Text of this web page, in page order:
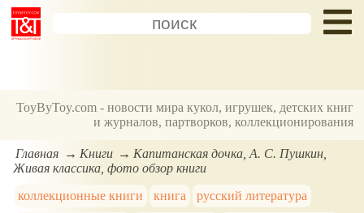
ToyByToy.com - новости мира кукол, игрушек, детских книг
и журналов, партворков, коллекционирования
Главная Книги
Капитанская дочка, А. С. Пушкин,
Живая классика, фото обзор книги
коллекционные книги
книга
русский литература